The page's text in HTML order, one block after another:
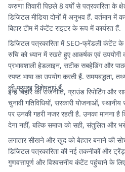
करुणा तिवारी पिछले 8 वर्षों से पत्रकारिता के
डिजिटल मीडिया दोनों में अनुभव हैं. वर्तमान में
बिहार टीम में कंटेंट राइटर के रूप में कार्यरत हैं.
डिजिटल पत्रकारिता में SEO-फ्रेंडली कंटेंट
रुचि को ध्यान में रखते हुए आकर्षक एवं उपयोगी
प्रभावशाली हेडलाइन, सटीक सबहेडिंग और
स्पष्ट भाषा का उपयोग करती हैं. समयबद्धता,
की प्रमुख विशेषताएं हैं.
इन्हें बिहार की राजनीति, ग्राउंड रिपोर्टिंग और
चुनावी गतिविधियों, सरकारी योजनाओं,
पर उनकी गहरी नजर रहती है. उनका मानना है
देना नहीं, बल्कि समाज को सही, संतुलित और
लगातार सीखने और खुद को बेहतर बनाने की
डिजिटल पत्रकारिता की नई तकनीकों और
गुणवत्तापूर्ण और विश्वसनीय कंटेंट पहुंचाने के